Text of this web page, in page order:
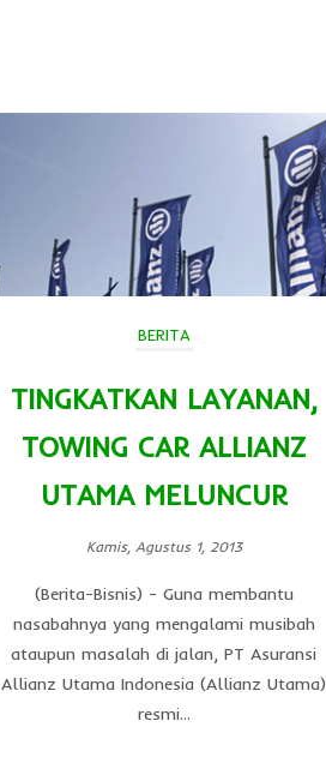
BERITA
TINGKATKAN LAYANAN,
TOWING CAR ALLIANZ
UTAMA MELUNCUR
Kamis, Agustus 1, 2013
(Berita-Bisnis) - Guna membantu
nasabahnya yang mengalami musibah
ataupun masalah di jalan, PT Asuransi
Allianz Utama Indonesia (Allianz Utama)
resmi...